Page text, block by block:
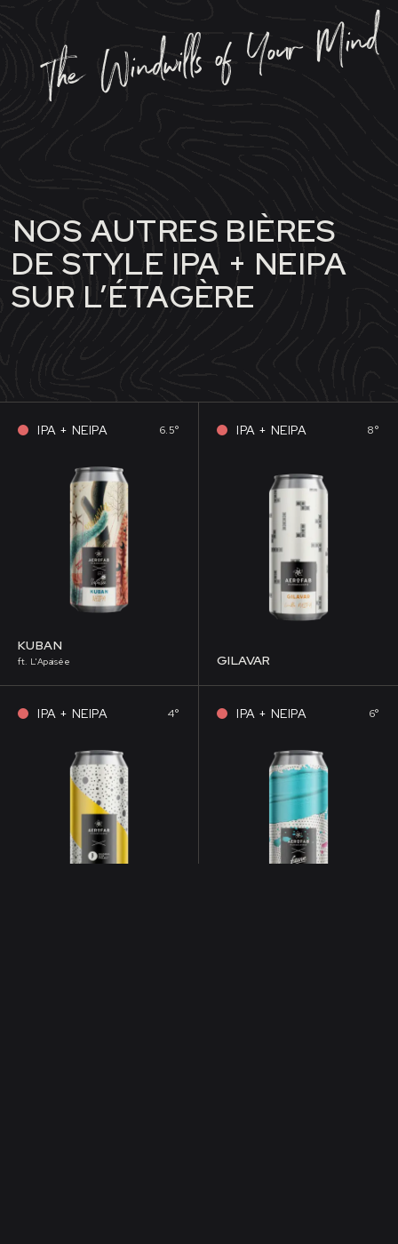
The Windwills of Your Mind
NOS AUTRES BIÈRES
DE STYLE IPA + NEIPA
SUR L’ÉTAGÈRE
IPA + NEIPA 6.5°
KUBAN
ft. L'Apaisée
IPA + NEIPA 8°
GILAVAR
IPA + NEIPA 4° IPA + NEIPA 6°
CONSOMMER AVEC MODÉRATION. L’ABUS D’ALCOOL EST DANGEREUX POUR LA